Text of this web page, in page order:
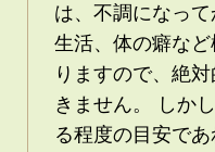
は、不調になっ
生活、体の癖な
りますので、絶
きません。 しか
る程度の目安で